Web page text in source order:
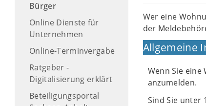
Bürger
Online Dienste für
Unternehmen
Online-Terminvergabe
Ratgeber -
Digitalisierung erklärt
Beteiligungsportal
Wer eine
der
Allgemeine
Wenn Sie
anzumelden.
Sind Sie unter